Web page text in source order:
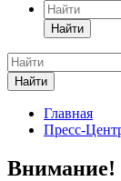
Найти
Найти
Главная
Пресс-
Внимание!